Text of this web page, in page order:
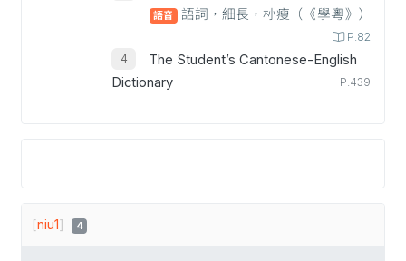
語音 語詞，細長，㭂瘦（《學粵》）
P.82
The Student’s Cantonese-English
Dictionary
P.439
[niu1] 4